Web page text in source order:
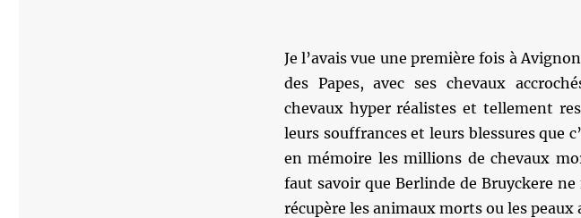
Je l’avais vue une première fois à
des Papes, avec ses chevaux
chevaux hyper réalistes et tellement
leurs souffrances et leurs blessures que
en mémoire les millions de chevaux
faut savoir que Berlinde de Bruyckere
récupère les animaux morts ou les peaux